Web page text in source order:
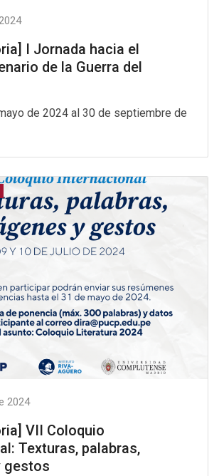
I Jornada hacia el
de la Guerra del
de 2024 al 30 de septiembre de
2024
VII Coloquio
Texturas, palabras,
gestos